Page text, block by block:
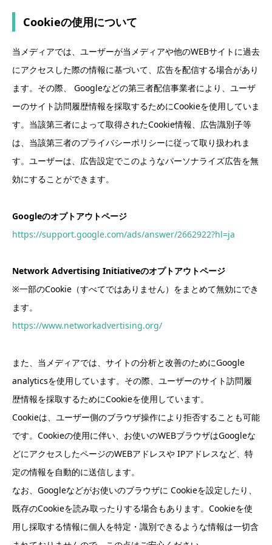
Cookieの使用について
当メディアでは、ユーザーが当メディアや他のWEBサイトに過去
にアクセスした際の情報に基づいて、広告を配信する場合があり
ます。その際、 Googleなどの第三者配信事業者により、ユーザ
ーのサイト訪問履歴情報を採取するためにCookieを使用していま
す。当該第三者によって取得されたCookie情報、広告識別子等
は、当該第三者のプライバシーポリシーに従って取り扱われま
す。ユーザーは、広告設定でこのようなパーソナライズ広告を無
効にすることができます。
Googleのオプトアウトページ
https://support.google.com/ads/answer/2662922?hl=ja
Network Advertising Initiativeのオプトアウトページ
※一部のCookie（すべてではありません）をまとめて無効にでき
ます。
https://www.networkadvertising.org/
また、当メディアでは、サイトの分析と改善のためにGoogle
analyticsを使用しています。その際、ユーザーのサイト訪問履
歴情報を採取するためにCookieを使用しています。
Cookieは、ユーザー側のブラウザ操作により拒否することも可能
です。Cookieの使用に伴い、お使いのWEBブラウザはGoogleな
どにアクセスしたページのWEBアドレスや IPアドレスなど、特
定の情報を自動的に送信します。
なお、Googleなどがお使いのブラウザに Cookieを設定したり、
既存のCookieを読み取ったりする場合もあります。Cookieを使
用し採取する情報に個人を特定・識別できるような情報は一切含